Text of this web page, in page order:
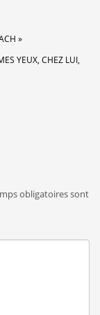
»
YEUX, CHEZ LUI,
obligatoires sont